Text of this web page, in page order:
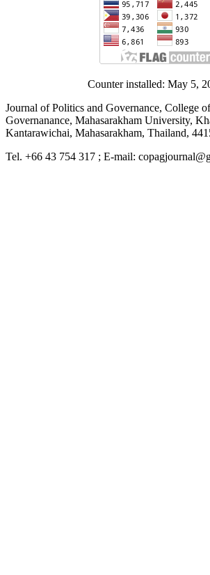
Counter installed: May 5,
Journal of Politics and Governance, College
Governanance, Mahasarakham University,
Kantarawichai, Mahasarakham, Thailand,
Tel. +66 43 754 317 ; E-mail: